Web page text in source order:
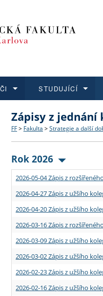
Struktura a historie
Strategie a další
Podpora a benefity pro
Absolventi fakulty
Co studovat a jak se
Učitelské studijní
Informace k průběhu
STUDUJÍCÍ
Bakalářské a magisterské
Doktorské studium
Rigorózní řízení
O vědě a výzkumu na FF
Akademické kvalifikace
Granty a projekty
Aktuální nabídky a
Vyjíždějící studenti
Přijíždějící studenti
Vyjíždějící zaměstnanci
Zápisy z jednání
FF > Fakulta > Strategie a další
Rok 2026
2026-05-04 Zápis z
2026-04-27 Zápis z užšího
2026-04-20 Zápis z užšího
2026-03-16 Zápis z
2026-03-09 Zápis z užšího
2026-03-02 Zápis z užšího
2026-02-23 Zápis z užšího
2026-02-16 Zápis z užšího